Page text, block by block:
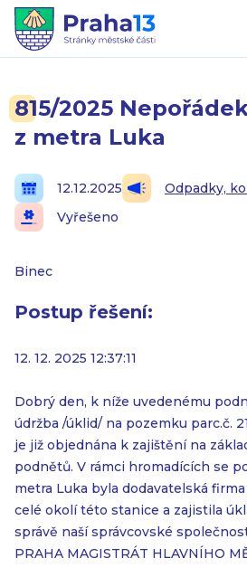
815/2025
z metra Luka
12.12.2025
Odpadky,
Vyřešeno
Binec
Postup řešení:
12. 12. 2025 12:37:11
Dobrý den, k níže uvedenému
údržba /úklid/ na pozemku parc.č.
je již objednána k zajištění na
podnětů. V rámci hromadících se
metra Luka byla dodavatelská
celé okolí této stanice a zajistila
správě naší správcovské
PRAHA MAGISTRÁT HLAVNÍHO